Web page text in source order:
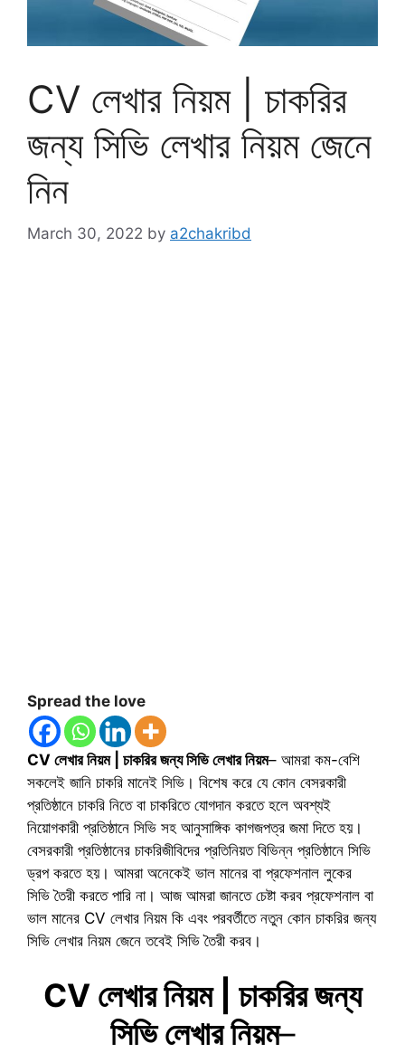
CV লেখার নিয়ম | চাকরির
জন্য সিভি লেখার নিয়ম জেনে
নিন
March 30, 2022 by a2chakribd
Spread the love
CV লেখার নিয়ম | চাকরির জন্য সিভি লেখার নিয়ম– আমরা কম-বেশি
সকলেই জানি চাকরি মানেই সিভি। বিশেষ করে যে কোন বেসরকারী
প্রতিষ্ঠানে চাকরি নিতে বা চাকরিতে যোগদান করতে হলে অবশ্যই
নিয়োগকারী প্রতিষ্ঠানে সিভি সহ আনুসাঙ্গিক কাগজপত্র জমা দিতে হয়।
বেসরকারী প্রতিষ্ঠানের চাকরিজীবিদের প্রতিনিয়ত বিভিন্ন প্রতিষ্ঠানে সিভি
ড্রপ করতে হয়। আমরা অনেকেই ভাল মানের বা প্রফেশনাল লুকের
সিভি তৈরী করতে পারি না। আজ আমরা জানতে চেষ্টা করব প্রফেশনাল বা
ভাল মানের CV লেখার নিয়ম কি এবং পরবর্তীতে নতুন কোন চাকরির জন্য
সিভি লেখার নিয়ম জেনে তবেই সিভি তৈরী করব।
CV লেখার নিয়ম | চাকরির জন্য
সিভি লেখার নিয়ম–